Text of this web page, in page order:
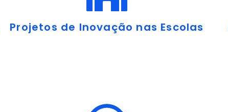
Projetos de Inovação nas Escolas